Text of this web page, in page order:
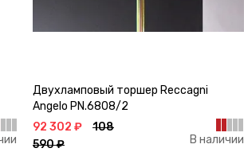
Двухламповый торшер Reccagni
Angelo PN.6808/2
92 302 ₽
108
590 ₽
В наличии